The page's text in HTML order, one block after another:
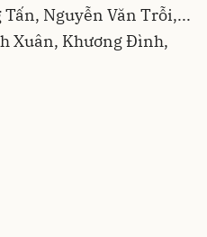
Nguyễn Văn Trỗi,...
Xuân, Khương Đình,